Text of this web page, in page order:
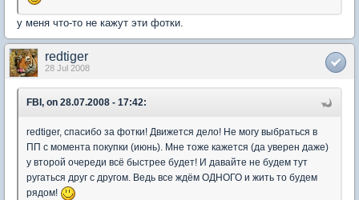
у меня что-то не кажут эти фотки.
redtiger
28 Jul 2008
FBI, on 28.07.2008 - 17:42:
redtiger, спасибо за фотки! Движется дело! Не могу выбраться в
ПП с момента покупки (июнь). Мне тоже кажется (да уверен даже)
у второй очереди всё быстрее будет! И давайте не будем тут
ругаться друг с другом. Ведь все ждём ОДНОГО и жить то будем
рядом!